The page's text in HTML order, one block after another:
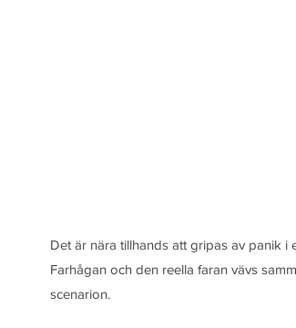
Det är nära tillhands att gripas av panik
Farhågan och den reella faran vävs
scenarion.